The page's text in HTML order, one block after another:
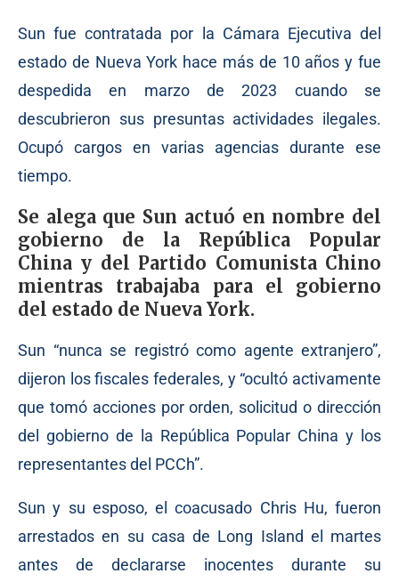
Sun fue contratada por la Cámara Ejecutiva del
estado de Nueva York hace más de 10 años y fue
despedida en marzo de 2023 cuando se
descubrieron sus presuntas actividades ilegales.
Ocupó cargos en varias agencias durante ese
tiempo.
Se alega que Sun actuó en nombre del
gobierno de la República Popular
China y del Partido Comunista Chino
mientras trabajaba para el gobierno
del estado de Nueva York.
Sun “nunca se registró como agente extranjero”,
dijeron los fiscales federales, y “ocultó activamente
que tomó acciones por orden, solicitud o dirección
del gobierno de la República Popular China y los
representantes del PCCh”.
Sun y su esposo, el coacusado Chris Hu, fueron
arrestados en su casa de Long Island el martes
antes de declararse inocentes durante su